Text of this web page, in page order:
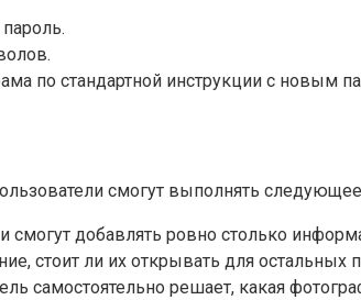
по стандартной инструкции с новым
смогут выполнять
смогут добавлять ровно столько
стоит ли их открывать для остальных
самостоятельно решает, какая